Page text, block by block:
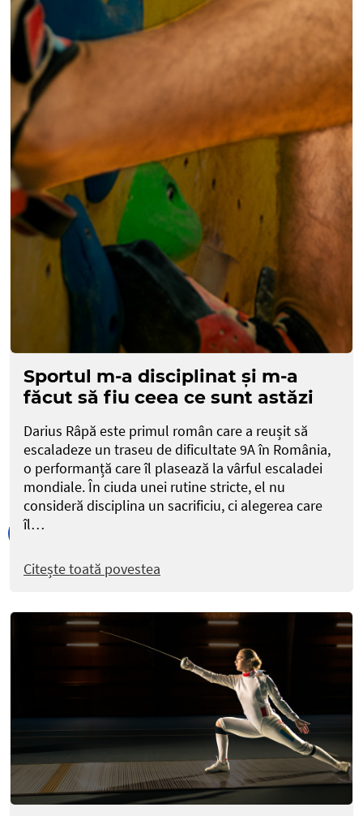
Sportul m-a disciplinat și m-a
făcut să fiu ceea ce sunt astăzi
Darius Râpă este primul român care a reușit să
escaladeze un traseu de dificultate 9A în România,
o performanță care îl plasează la vârful escaladei
mondiale. În ciuda unei rutine stricte, el nu
consideră disciplina un sacrificiu, ci alegerea care
îl…
Citește toată povestea